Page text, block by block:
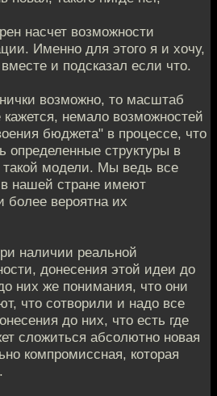
насчет возможности
Именно для этого я и хочу,
и подсказал если что.
возможно, то масштаб
кажется, немало возможностей
бюджета" в процессе, что
определенные структуры в
такой модели. Мы ведь все
в нашей стране имеют
более вероятна их
наличии реальной
донесения этой идеи до
них же понимания, что они
что сотворили и надо все
до них, что есть где
сложиться абсолютно новая
компромиссная, которая